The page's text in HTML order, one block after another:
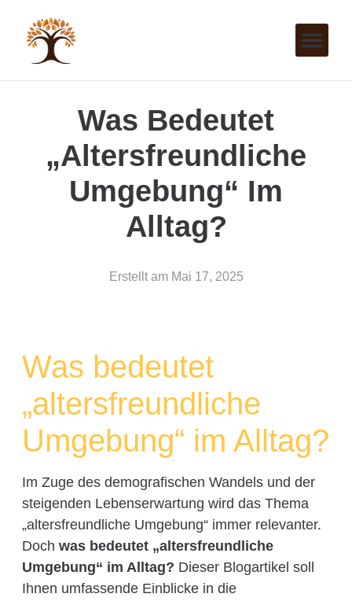
Was Bedeutet
„altersfreundliche
Umgebung“ Im
Alltag?
Erstellt am Mai 17, 2025
Was bedeutet
„altersfreundliche
Umgebung“ im Alltag?
Im Zuge des demografischen Wandels und der
steigenden Lebenserwartung wird das Thema
„altersfreundliche Umgebung“ immer relevanter.
Doch was bedeutet „altersfreundliche
Umgebung“ im Alltag? Dieser Blogartikel soll
Ihnen umfassende Einblicke in die